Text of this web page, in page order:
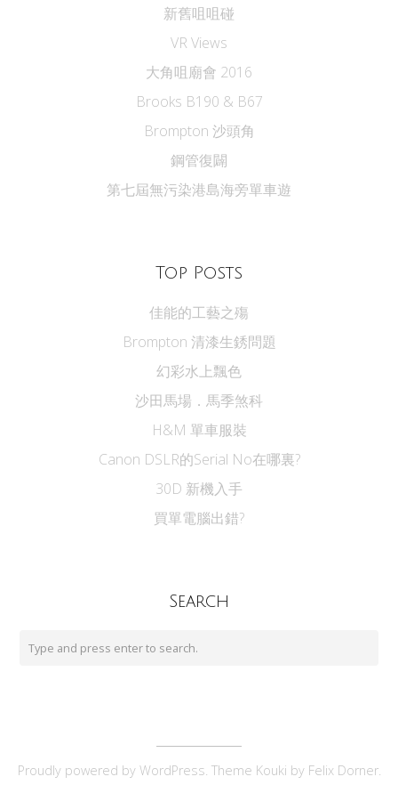
新舊咀咀碰
VR Views
大角咀廟會 2016
Brooks B190 & B67
Brompton 沙頭角
鋼管復闢
第七屆無污染港島海旁單車遊
Top Posts
佳能的工藝之殤
Brompton 清漆生銹問題
幻彩水上飄色
沙田馬場．馬季煞科
H&M 單車服裝
Canon DSLR的Serial No在哪裏?
30D 新機入手
買單電腦出錯?
Search
Proudly powered by WordPress. Theme Kouki by Felix Dorner.